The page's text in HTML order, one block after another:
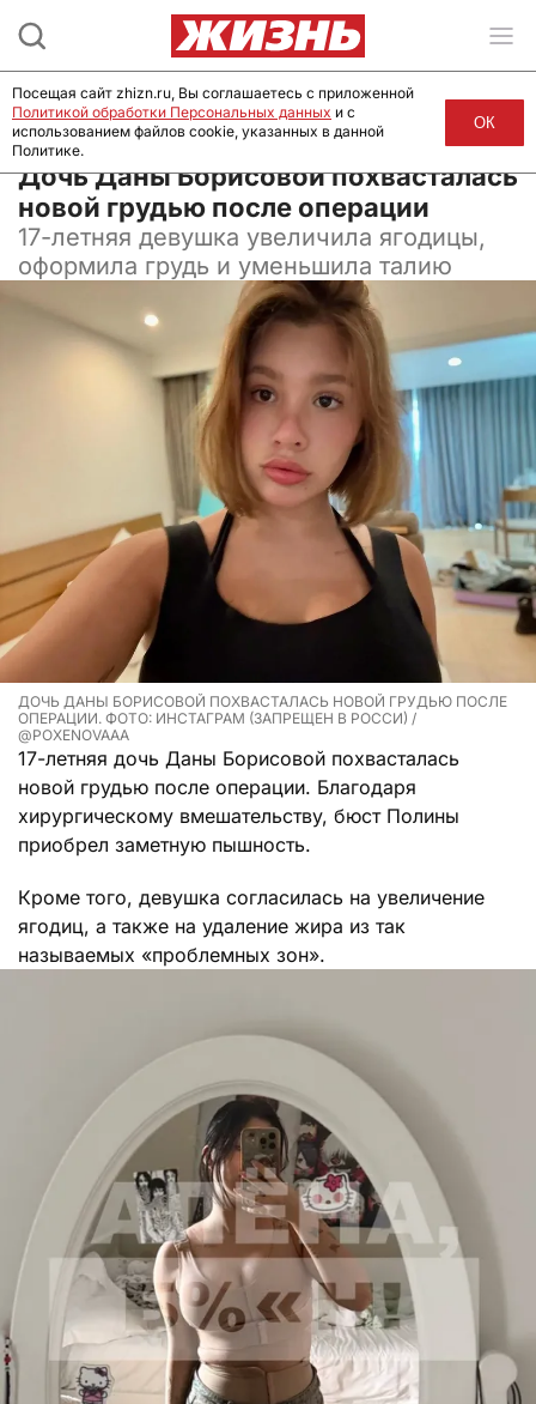
26 августа 2025, 13:00
Дочь Даны Борисовой похвасталась
новой грудью после операции
17-летняя девушка увеличила ягодицы,
оформила грудь и уменьшила талию
ДОЧЬ ДАНЫ БОРИСОВОЙ ПОХВАСТАЛАСЬ НОВОЙ ГРУДЬЮ ПОСЛЕ
ОПЕРАЦИИ. ФОТО: ИНСТАГРАМ (ЗАПРЕЩЕН В РОССИ) /
@POXENOVAAA
17-летняя дочь Даны Борисовой похвасталась
новой грудью после операции. Благодаря
хирургическому вмешательству, бюст Полины
приобрел заметную пышность.
Кроме того, девушка согласилась на увеличение
ягодиц, а также на удаление жира из так
называемых «проблемных зон».
Посещая сайт zhizn.ru, Вы соглашаетесь с приложенной
Политикой обработки Персональных данных и с
использованием файлов cookie, указанных в данной
Политике.
ОК